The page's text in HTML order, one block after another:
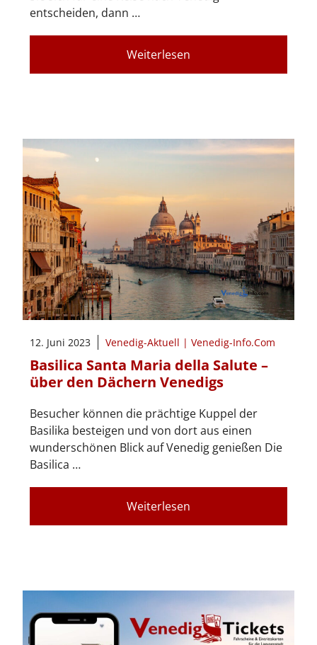
entscheiden, dann …
Weiterlesen
12. Juni 2023 Venedig-Aktuell | Venedig-Info.Com
Basilica Santa Maria della Salute –
über den Dächern Venedigs
Besucher können die prächtige Kuppel der
Basilika besteigen und von dort aus einen
wunderschönen Blick auf Venedig genießen Die
Basilica …
Weiterlesen